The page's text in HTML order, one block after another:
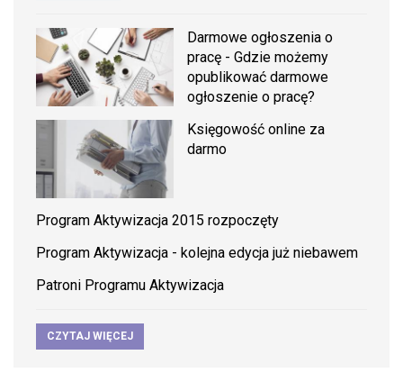
Darmowe ogłoszenia o
pracę - Gdzie możemy
opublikować darmowe
ogłoszenie o pracę?
Księgowość online za
darmo
Program Aktywizacja 2015 rozpoczęty
Program Aktywizacja - kolejna edycja już niebawem
Patroni Programu Aktywizacja
CZYTAJ WIĘCEJ